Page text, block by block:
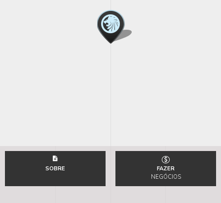
SOBRE
FAZER
NEGÓCIOS